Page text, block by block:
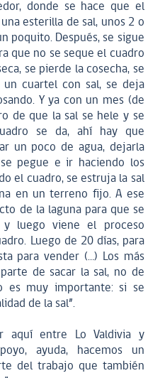
donde se hace que el
esterilla de sal, unos 2 o
poquito. Después, se sigue
que no se seque el cuadro
se pierde la cosecha, se
un cuartel con sal, se deja
Y ya con un mes (de
de que la sal se hele y se
se da, ahí hay que
un poco de agua, dejarla
pegue e ir haciendo los
el cuadro, se estruja la sal
en un terreno fijo. A ese
de la laguna para que se
luego viene el proceso
Luego de 20 días, para
para vender (…) Los más
de sacar la sal, no de
es muy importante: si se
de la sal”.
aquí entre Lo Valdivia y
ayuda, hacemos un
del trabajo que también